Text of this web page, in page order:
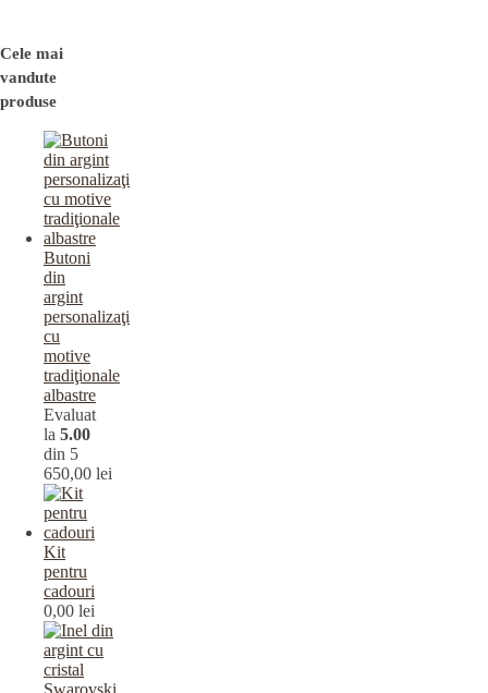
Cele mai
vandute
produse
Butoni
din
argint
personalizaţi
cu
motive
tradiţionale
albastre
Evaluat
la 5.00
din 5
650,00 lei
Kit
pentru
cadouri
0,00 lei